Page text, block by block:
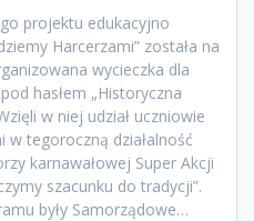
projektu edukacyjno
Harcerzami” została na
wycieczka dla
hasłem „Historyczna
w niej udział uczniowie
w tegoroczną działalność
karnawałowej Super Akcji
szacunku do tradycji”.
były Samorządowe…